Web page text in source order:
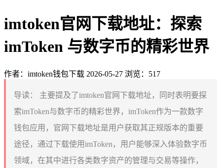
imtoken官网下载地址：探索
imToken 与数字币的精彩世界
作者：imtoken钱包下载 2026-05-27 浏览：517
导读：
主要提及了imtoken官网下载地址，同时表明要探
索imToken与数字币的精彩世界，imToken作为一款数字
钱包应用，官网下载地址是用户获取其正规版本的重要
途径，通过下载使用imToken，用户能够深入体验数字币
领域，在其中进行各类数字资产的管理与交易等操作，